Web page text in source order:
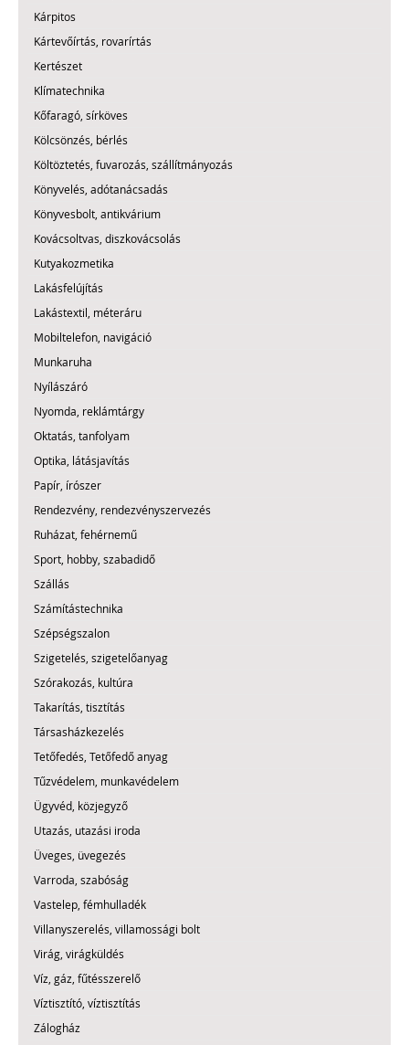
Kárpitos
Kártevőírtás, rovarírtás
Kertészet
Klímatechnika
Kőfaragó, sírköves
Kölcsönzés, bérlés
Költöztetés, fuvarozás, szállítmányozás
Könyvelés, adótanácsadás
Könyvesbolt, antikvárium
Kovácsoltvas, diszkovácsolás
Kutyakozmetika
Lakásfelújítás
Lakástextil, méteráru
Mobiltelefon, navigáció
Munkaruha
Nyílászáró
Nyomda, reklámtárgy
Oktatás, tanfolyam
Optika, látásjavítás
Papír, írószer
Rendezvény, rendezvényszervezés
Ruházat, fehérnemű
Sport, hobby, szabadidő
Szállás
Számítástechnika
Szépségszalon
Szigetelés, szigetelőanyag
Szórakozás, kultúra
Takarítás, tisztítás
Társasházkezelés
Tetőfedés, Tetőfedő anyag
Tűzvédelem, munkavédelem
Ügyvéd, közjegyző
Utazás, utazási iroda
Üveges, üvegezés
Varroda, szabóság
Vastelep, fémhulladék
Villanyszerelés, villamossági bolt
Virág, virágküldés
Víz, gáz, fűtésszerelő
Víztisztító, víztisztítás
Zálogház